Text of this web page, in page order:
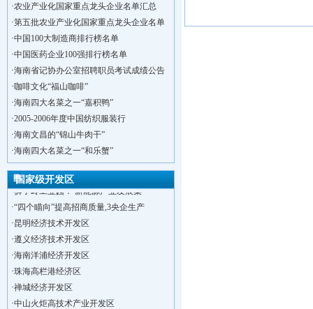
·农业产业化国家重点龙头企业名单汇总
·第五批农业产业化国家重点龙头企业名单
·中国100大制造商排行榜名单
·中国医药企业100强排行榜名单
·海南省记协办公室招聘职员考试成绩公告
·咖啡文化“福山咖啡”
·海南四大名菜之一“嘉积鸭”
·2005-2006年度中国纺织服装行
·海南文昌的“锦山牛肉干”
·海南四大名菜之一“和乐蟹”
国家级开发区
洋浦不断延伸产业链，推进一批石化产业
海口今年将投入44.4亿元推进江东新
·新加坡海口国家高新区国际创新创业中心
·狮子岭工业园： 新能源产业发展集
“四个瞄向”提高招商质量,3央企生产
昆明经济技术开发区
遵义经济技术开发区
海南洋浦经济开发区
珠海高栏港经济区
禅城经济开发区
中山火炬高技术产业开发区